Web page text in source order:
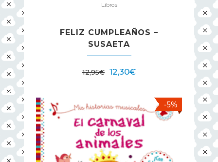
Libros
FELIZ CUMPLEAÑOS –
SUSAETA
12,95€ 12,30€
-5%